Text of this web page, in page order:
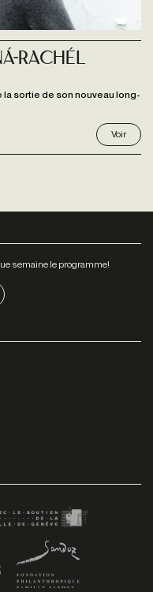
Rachél
sortie de son nouveau long-
Voir
semaine le programme!